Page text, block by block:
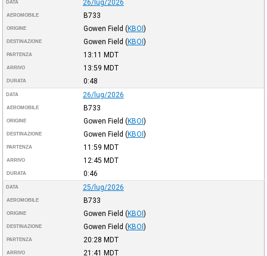
DATA 26/lug/2026
AEROMOBILE B733
ORIGINE Gowen Field (KBOI)
DESTINAZIONE Gowen Field (KBOI)
PARTENZA 13:11 MDT
ARRIVO 13:59 MDT
DURATA 0:48
DATA 26/lug/2026
AEROMOBILE B733
ORIGINE Gowen Field (KBOI)
DESTINAZIONE Gowen Field (KBOI)
PARTENZA 11:59 MDT
ARRIVO 12:45 MDT
DURATA 0:46
DATA 25/lug/2026
AEROMOBILE B733
ORIGINE Gowen Field (KBOI)
DESTINAZIONE Gowen Field (KBOI)
PARTENZA 20:28 MDT
ARRIVO 21:41 MDT